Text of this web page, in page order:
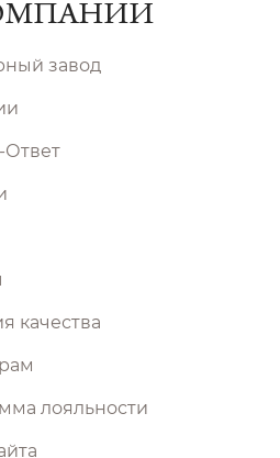
завод
Ответ
качества
лояльности